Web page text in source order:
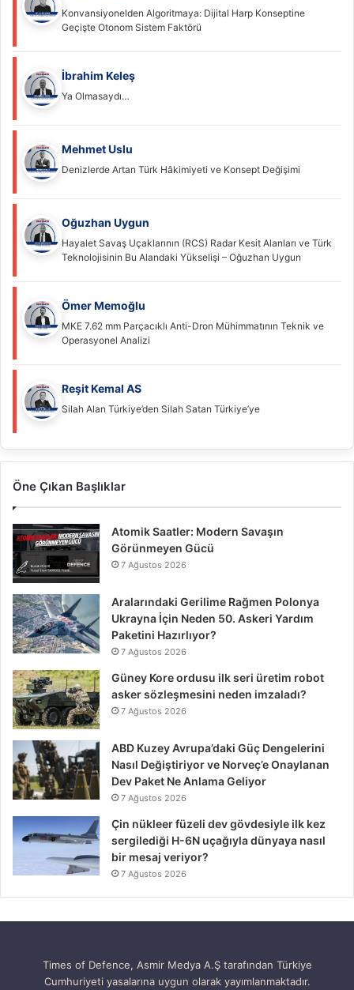
Konvansiyonelden Algoritmaya: Dijital Harp Konseptine
Geçişte Otonom Sistem Faktörü
İbrahim Keleş
Ya Olmasaydı…
Mehmet Uslu
Denizlerde Artan Türk Hâkimiyeti ve Konsept Değişimi
Oğuzhan Uygun
Hayalet Savaş Uçaklarının (RCS) Radar Kesit Alanları ve Türk
Teknolojisinin Bu Alandaki Yükselişi – Oğuzhan Uygun
Ömer Memoğlu
MKE 7.62 mm Parçacıklı Anti-Dron Mühimmatının Teknik ve
Operasyonel Analizi
Reşit Kemal AS
Silah Alan Türkiye’den Silah Satan Türkiye’ye
Öne Çıkan Başlıklar
Atomik Saatler: Modern Savaşın
Görünmeyen Gücü
7 Ağustos 2026
Aralarındaki Gerilime Rağmen Polonya
Ukrayna İçin Neden 50. Askeri Yardım
Paketini Hazırlıyor?
7 Ağustos 2026
Güney Kore ordusu ilk seri üretim robot
asker sözleşmesini neden imzaladı?
7 Ağustos 2026
ABD Kuzey Avrupa’daki Güç Dengelerini
Nasıl Değiştiriyor ve Norveç’e Onaylanan
Dev Paket Ne Anlama Geliyor
7 Ağustos 2026
Çin nükleer füzeli dev gövdesiyle ilk kez
sergilediği H-6N uçağıyla dünyaya nasıl
bir mesaj veriyor?
7 Ağustos 2026
Times of Defence, Asmir Medya A.Ş tarafından Türkiye
Cumhuriyeti yasalarına uygun olarak yayımlanmaktadır.